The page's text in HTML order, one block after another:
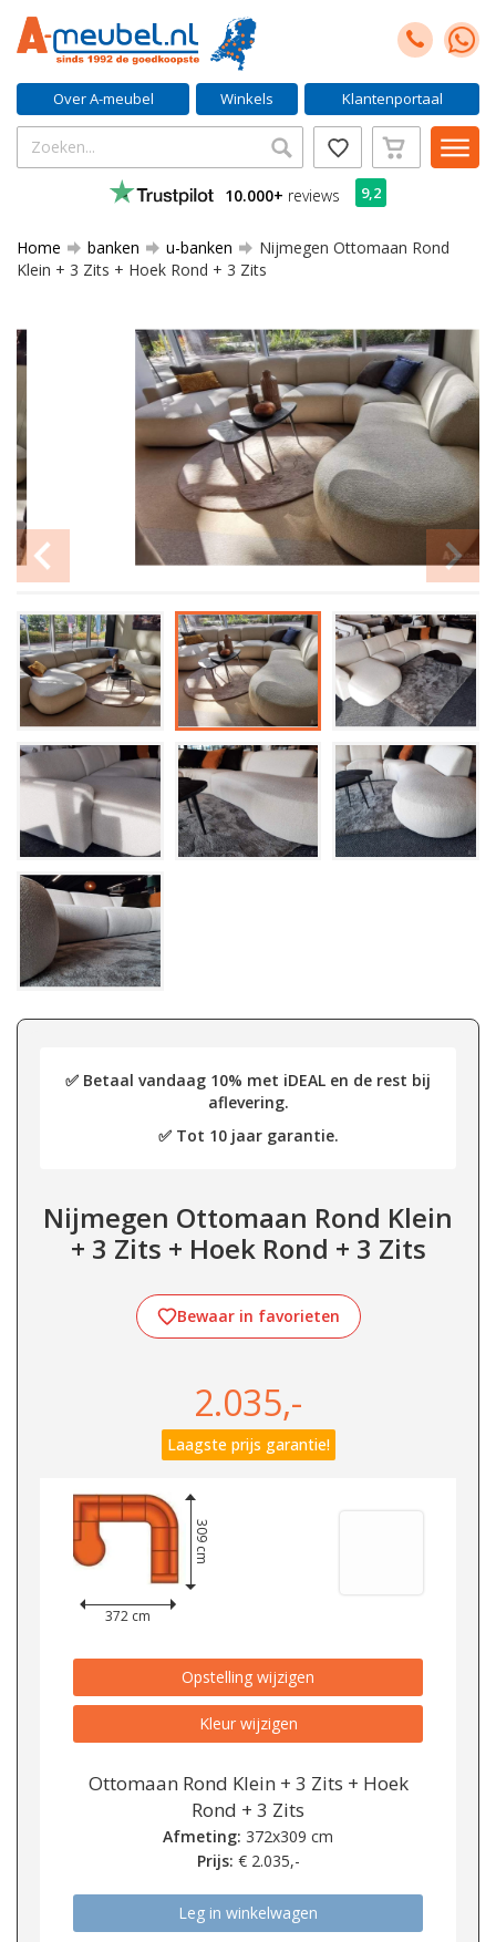
Over A-meubel Winkels Klantenportaal
10.000+ reviews 9,2
Home banken u-banken
Nijmegen Ottomaan Rond
Klein + 3 Zits + Hoek Rond + 3 Zits
✅ Betaal vandaag 10% met iDEAL en de rest bij
aflevering.
✅ Tot 10 jaar garantie.
Nijmegen Ottomaan Rond Klein
+ 3 Zits + Hoek Rond + 3 Zits
Bewaar in favorieten
2.035,-
Laagste prijs garantie!
372 cm
309 cm
Opstelling wijzigen
Kleur wijzigen
Ottomaan Rond Klein + 3 Zits + Hoek
Rond + 3 Zits
Afmeting: 372x309 cm
Prijs: € 2.035,-
Leg in winkelwagen